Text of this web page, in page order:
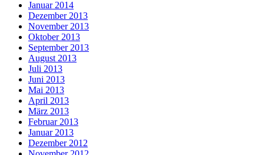
Januar 2014
Dezember 2013
November 2013
Oktober 2013
September 2013
August 2013
Juli 2013
Juni 2013
Mai 2013
April 2013
März 2013
Februar 2013
Januar 2013
Dezember 2012